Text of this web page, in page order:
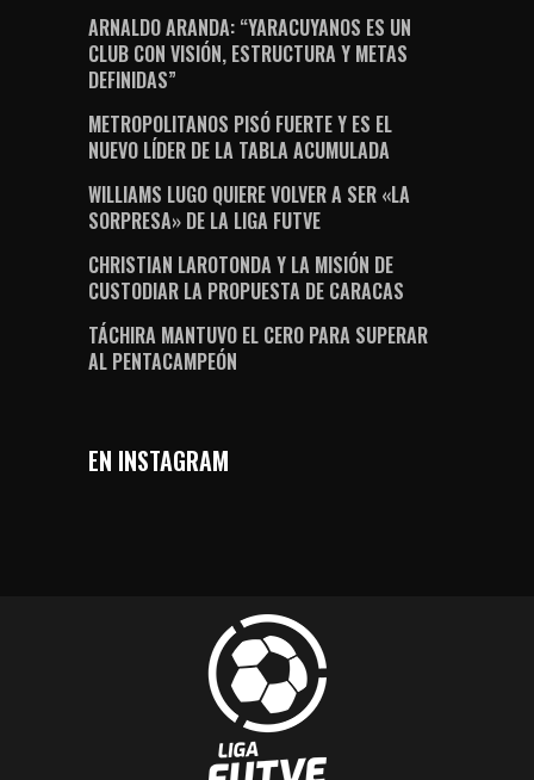
ARNALDO ARANDA: “YARACUYANOS ES UN
CLUB CON VISIÓN, ESTRUCTURA Y METAS
DEFINIDAS”
METROPOLITANOS PISÓ FUERTE Y ES EL
NUEVO LÍDER DE LA TABLA ACUMULADA
WILLIAMS LUGO QUIERE VOLVER A SER «LA
SORPRESA» DE LA LIGA FUTVE
CHRISTIAN LAROTONDA Y LA MISIÓN DE
CUSTODIAR LA PROPUESTA DE CARACAS
TÁCHIRA MANTUVO EL CERO PARA SUPERAR
AL PENTACAMPEÓN
EN INSTAGRAM